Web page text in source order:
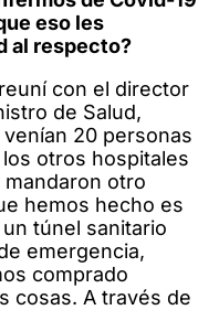
eso les
al respecto?
con el director
de Salud,
20 personas
otros hospitales
otro
hemos hecho es
túnel sanitario
emergencia,
comprado
cosas. A través de